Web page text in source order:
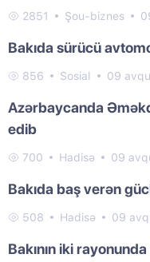
2851 Şou-biznes
Bakıda sürücü
856 Sosial 09
Azərbaycanda
edib
700 Hadisə 09
Bakıda baş verən
508 Hadisə 09
Bakının iki